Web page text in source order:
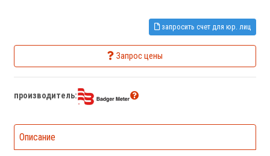
запросить счет для юр. лиц
Запрос цены
производитель:
Описание